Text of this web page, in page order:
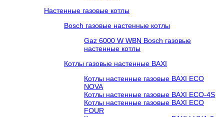
Настенные газовые котлы
Bosch газовые настенные котлы
Gaz 6000 W WBN Bosch газовые
настенные котлы
Котлы газовые настенные BAXI
Котлы настенные газовые BAXI ECO
NOVA
Котлы настенные газовые BAXI ECO-4S
Котлы настенные газовые BAXI ECO
FOUR